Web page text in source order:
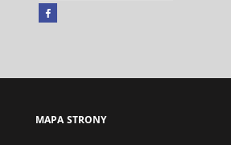
Facebook
się
karcie
MAPA STRONY